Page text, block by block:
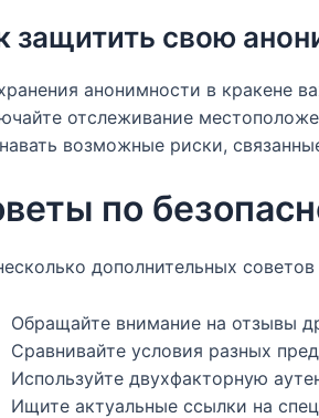
защитить свою
анонимности в кракене
отслеживание
возможные риски,
по
дополнительных
Обращайте внимание на отзывы
Сравнивайте условия разных
Используйте двухфакторную
Ищите актуальные ссылки на